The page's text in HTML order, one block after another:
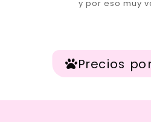
y por eso muy
Precios